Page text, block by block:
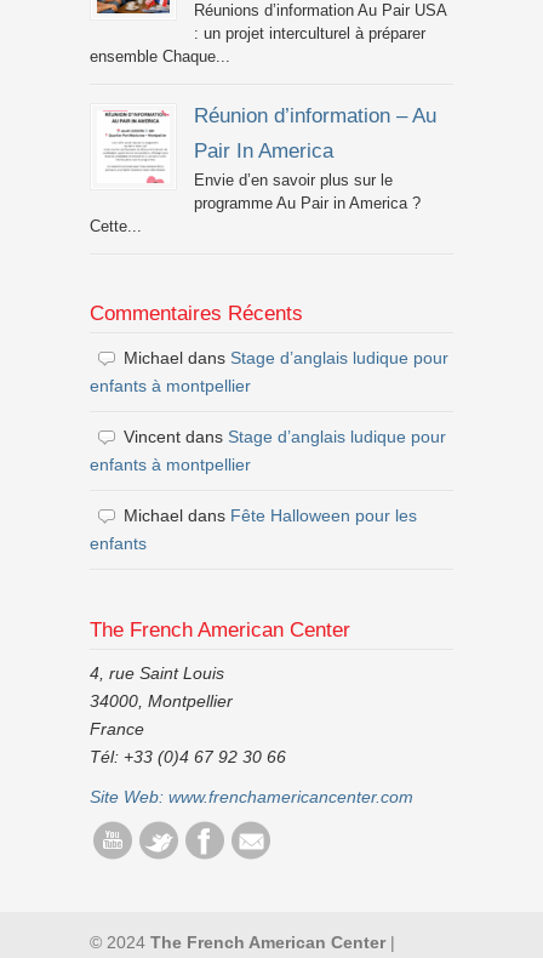
Réunions d’information Au Pair USA
: un projet interculturel à préparer
ensemble Chaque...
Réunion d’information – Au
Pair In America
Envie d’en savoir plus sur le
programme Au Pair in America ?
Cette...
Commentaires Récents
Michael dans Stage d’anglais ludique pour
enfants à montpellier
Vincent dans Stage d’anglais ludique pour
enfants à montpellier
Michael dans Fête Halloween pour les
enfants
The French American Center
4, rue Saint Louis
34000, Montpellier
France
Tél: +33 (0)4 67 92 30 66
Site Web: www.frenchamericancenter.com
© 2024 The French American Center|